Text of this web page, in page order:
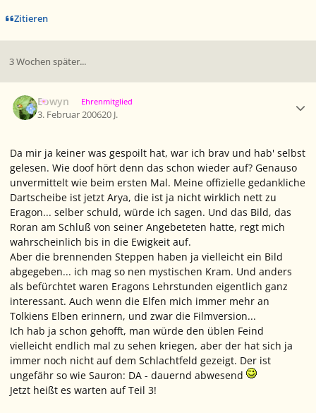
Zitieren
3 Wochen später...
Eowyn Ehrenmitglied
3. Februar 200620 J.
Da mir ja keiner was gespoilt hat, war ich brav und hab' selbst
gelesen. Wie doof hört denn das schon wieder auf? Genauso
unvermittelt wie beim ersten Mal. Meine offizielle gedankliche
Dartscheibe ist jetzt Arya, die ist ja nicht wirklich nett zu
Eragon... selber schuld, würde ich sagen. Und das Bild, das
Roran am Schluß von seiner Angebeteten hatte, regt mich
wahrscheinlich bis in die Ewigkeit auf.
Aber die brennenden Steppen haben ja vielleicht ein Bild
abgegeben... ich mag so nen mystischen Kram. Und anders
als befürchtet waren Eragons Lehrstunden eigentlich ganz
interessant. Auch wenn die Elfen mich immer mehr an
Tolkiens Elben erinnern, und zwar die Filmversion...
Ich hab ja schon gehofft, man würde den üblen Feind
vielleicht endlich mal zu sehen kriegen, aber der hat sich ja
immer noch nicht auf dem Schlachtfeld gezeigt. Der ist
ungefähr so wie Sauron: DA - dauernd abwesend
Jetzt heißt es warten auf Teil 3!